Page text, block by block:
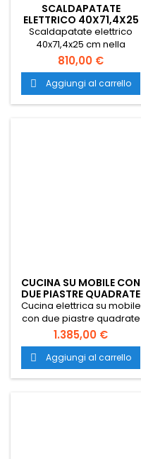
SCALDAPATATE
ELETTRICO 40X71,4X25
Scaldapatate elettrico
40x71,4x25 cm nella
versione top e dimensioni
vasca : 31x51x16 cm. Piano di
lavoro acciaio inox AISI 304.
Trasporto gratuito in tutta
Italia.
810,00 €
 Aggiungi al carrello
CUCINA SU MOBILE CON
DUE PIASTRE QUADRATE
Cucina elettrica su mobile
con due piastre quadrate
con dimensioni 40x71,4x85
cm. Dotato di due piastre
quadrate da 2,6 kW,
alimentazione piano
cottura elettrico : Trifase.
1.385,00 €
 Aggiungi al carrello